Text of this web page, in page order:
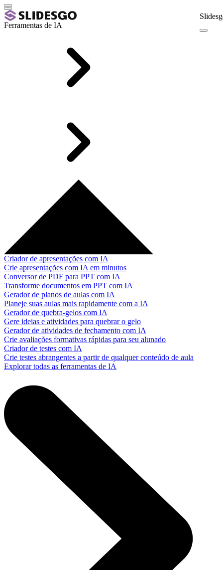
Ferramentas de IA
Criador de apresentações com IA
Crie apresentações com IA em minutos
Conversor de PDF para PPT com IA
Transforme documentos em PPT com IA
Gerador de planos de aulas com IA
Planeje suas aulas mais rapidamente com a IA
Gerador de quebra-gelos com IA
Gere ideias e atividades para quebrar o gelo
Gerador de atividades de fechamento com IA
Crie avaliações formativas rápidas para seu alunado
Criador de testes com IA
Crie testes abrangentes a partir de qualquer conteúdo de aula
Explorar todas as ferramentas de IA